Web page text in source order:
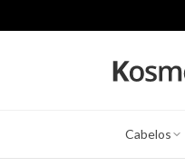
Cabelos